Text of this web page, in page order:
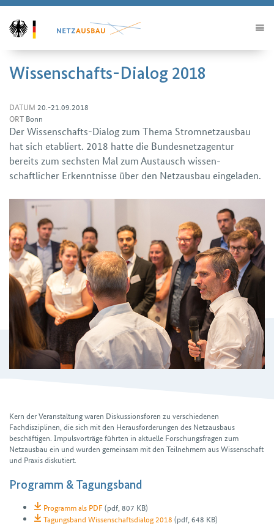
Wissenschafts-Dialog 2018
DATUM 20.-21.09.2018
ORT Bonn
Der Wissenschafts-Dialog zum Thema Stromnetz­ausbau
hat sich etabliert. 2018 hatte die Bundes­netzagentur
bereits zum sechsten Mal zum Austausch wissen­
schaftlicher Erkenntnisse über den Netzausbau eingeladen.
Kern der Veranstaltung waren Diskussionsforen zu verschiedenen
Fachdisziplinen, die sich mit den Herausforderungen des Netzausbaus
beschäftigen. Impulsvorträge führten in aktuelle Forschungs­fragen zum
Netzausbau ein und wurden gemeinsam mit den Teilnehmern aus Wissen­schaft
und Praxis diskutiert.
Programm & Tagungsband
Programm als PDF(pdf, 807 KB)
Tagungsband Wissenschaftsdialog 2018(pdf, 648 KB)